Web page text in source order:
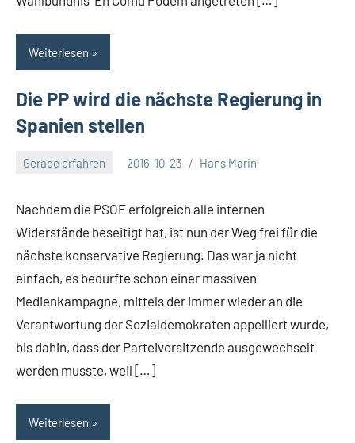
Weiterlesen
Die PP wird die nächste Regierung in
Spanien stellen
Gerade erfahren 2016-10-23 Hans Marin
Nachdem die PSOE erfolgreich alle internen
Widerstände beseitigt hat, ist nun der Weg frei für die
nächste konservative Regierung. Das war ja nicht
einfach, es bedurfte schon einer massiven
Medienkampagne, mittels der immer wieder an die
Verantwortung der Sozialdemokraten appelliert wurde,
bis dahin, dass der Parteivorsitzende ausgewechselt
werden musste, weil […]
Weiterlesen